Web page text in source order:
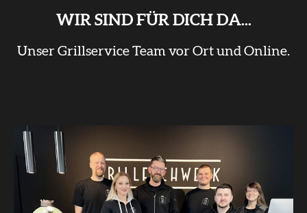
WIR SIND FÜR DICH DA...
Unser Grillservice Team vor Ort und Online.